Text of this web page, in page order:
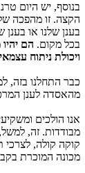
בנוסף, יש היום
הקצה. זו מהפכה
בענן שלנו או
בכל מקום. הם
ויכולת ניתוח
כבר התחלנו בזה,
מהאסדה לענן
אנו הולכים
מבודדות. זה,
קוקה קולה, לצרכי
מכונה המוכרת